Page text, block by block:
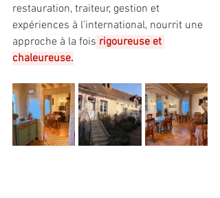
restauration, traiteur, gestion et
expériences à l’international, nourrit une
approche à la fois rigoureuse et
chaleureuse.